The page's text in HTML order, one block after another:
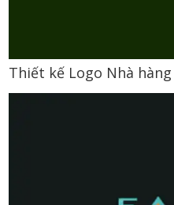
Thiết kế Logo Nhà